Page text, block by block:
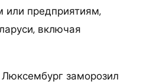
предприятиям,
включая
заморозил